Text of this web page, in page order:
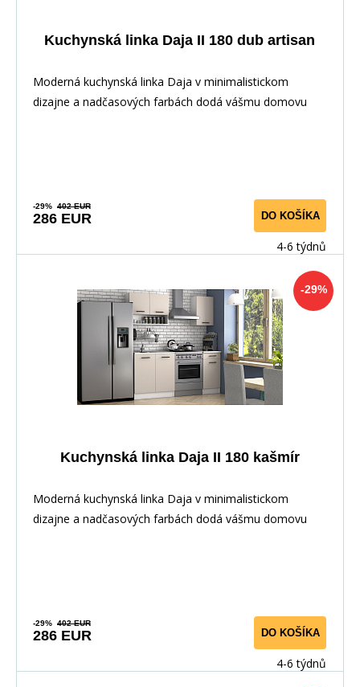
Kuchynská linka Daja II 180 dub artisan
Moderná kuchynská linka Daja v minimalistickom
dizajne a nadčasových farbách dodá vášmu domovu
-29% 402 EUR
286 EUR DO KOŠÍKA
4-6 týdnů
-29%
Kuchynská linka Daja II 180 kašmír
Moderná kuchynská linka Daja v minimalistickom
dizajne a nadčasových farbách dodá vášmu domovu
-29% 402 EUR
286 EUR DO KOŠÍKA
4-6 týdnů